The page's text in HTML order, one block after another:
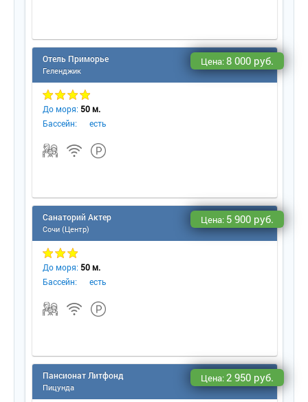
Отель Приморье
Геленджик
Цена:8 000 руб.
До моря: 50 м.
Бассейн:
есть
Санаторий Актер
Сочи (Центр)
Цена: 5 900 руб.
До моря: 50 м.
Бассейн:
есть
Пансионат Литфонд
Пицунда
Цена:2 950 руб.